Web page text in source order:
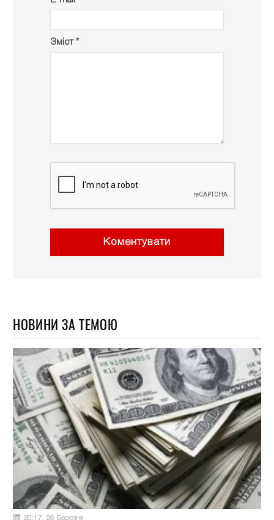
Зміст *
Коментувати
НОВИНИ ЗА ТЕМОЮ
20:17, 26 Березня